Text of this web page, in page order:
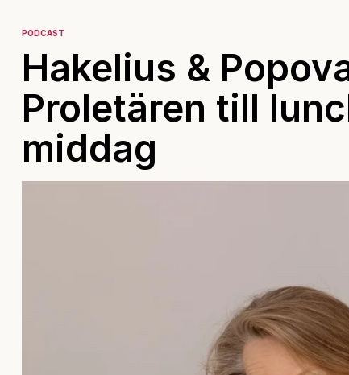
PODCAST
Hakelius &
Proletären till
middag